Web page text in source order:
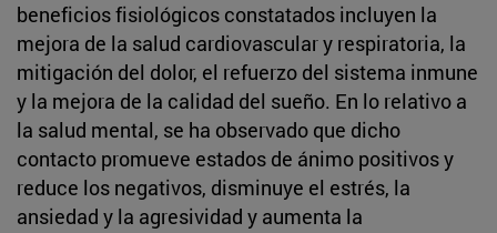
beneficios fisiológicos constatados incluyen la
mejora de la salud cardiovascular y respiratoria, la
mitigación del dolor, el refuerzo del sistema inmune
y la mejora de la calidad del sueño. En lo relativo a
la salud mental, se ha observado que dicho
contacto promueve estados de ánimo positivos y
reduce los negativos, disminuye el estrés, la
ansiedad y la agresividad y aumenta la